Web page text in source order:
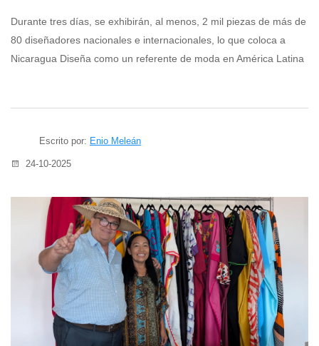
Durante tres días, se exhibirán, al menos, 2 mil piezas de más de
80 diseñadores nacionales e internacionales, lo que coloca a
Nicaragua Diseña como un referente de moda en América Latina
Escrito por: Enio Meleán
24-10-2025